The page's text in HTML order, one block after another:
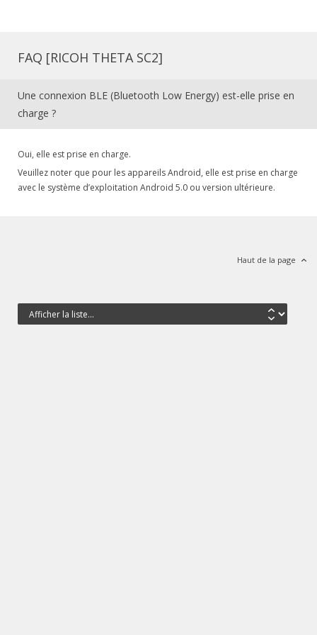
FAQ [RICOH THETA SC2]
Une connexion BLE (Bluetooth Low Energy) est-elle prise en
charge ?
Oui, elle est prise en charge.
Veuillez noter que pour les appareils Android, elle est prise en charge
avec le système d’exploitation Android 5.0 ou version ultérieure.
Haut de la page